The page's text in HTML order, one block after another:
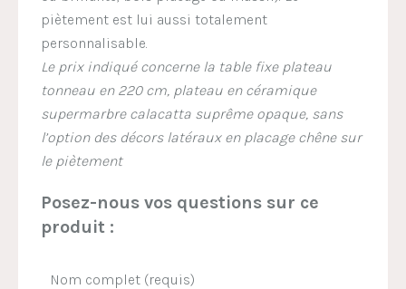
piètement est lui aussi totalement
personnalisable.
Le prix indiqué concerne la table fixe plateau
tonneau en 220 cm, plateau en céramique
supermarbre calacatta suprême opaque, sans
l’option des décors latéraux en placage chêne sur
le piètement
Posez-nous vos questions sur ce
produit :
Nom complet (requis)